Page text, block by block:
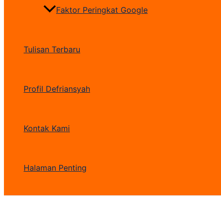
Faktor Peringkat Google
Tulisan Terbaru
Profil Defriansyah
Kontak Kami
Halaman Penting